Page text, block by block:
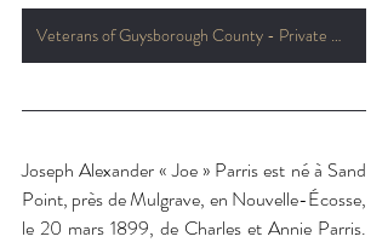
Veterans of Guysborough County - Private Harris
Joseph Alexander « Joe » Parris est né à Sand
Point, près de Mulgrave, en Nouvelle-Écosse,
le 20 mars 1899, de Charles et Annie Parris.